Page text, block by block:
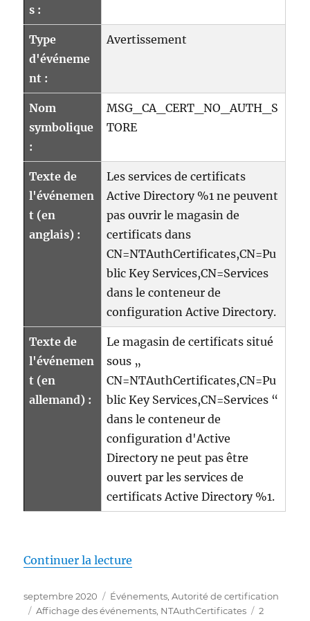
s :
Type
d'événeme
nt :
Avertissement
Nom
symbolique
:
MSG_CA_CERT_NO_AUTH_S
TORE
Texte de
l'événemen
t (en
anglais) :
Les services de certificats
Active Directory %1 ne peuvent
pas ouvrir le magasin de
certificats dans
CN=NTAuthCertificates,CN=Pu
blic Key Services,CN=Services
dans le conteneur de
configuration Active Directory.
Texte de
l'événemen
t (en
allemand) :
Le magasin de certificats situé
sous „
CN=NTAuthCertificates,CN=Pu
blic Key Services,CN=Services “
dans le conteneur de
configuration d'Active
Directory ne peut pas être
ouvert par les services de
certificats Active Directory %1.
Continuer la lecture
Publié
le
septembre 2020 Catégories
Événements,Autorité de certification
Étiquettes
Affichage des événements, NTAuthCertificates
2